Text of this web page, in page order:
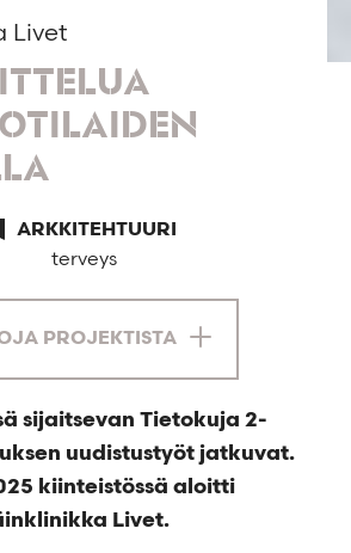
Livet
ARKKITEHTUURI
terveys
PROJEKTISTA
sijaitsevan Tietokuja 2-
uudistustyöt jatkuvat.
kiinteistössä aloitti
Livet.